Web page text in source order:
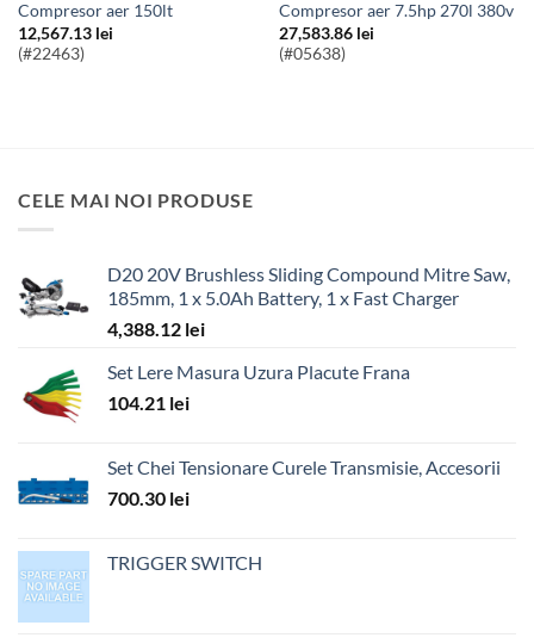
Compresor aer 150lt
12,567.13 lei
(#22463)
Compresor aer 7.5hp 270l 380v
27,583.86 lei
(#05638)
CELE MAI NOI PRODUSE
D20 20V Brushless Sliding Compound Mitre Saw,
185mm, 1 x 5.0Ah Battery, 1 x Fast Charger
4,388.12 lei
Set Lere Masura Uzura Placute Frana
104.21 lei
Set Chei Tensionare Curele Transmisie, Accesorii
700.30 lei
TRIGGER SWITCH